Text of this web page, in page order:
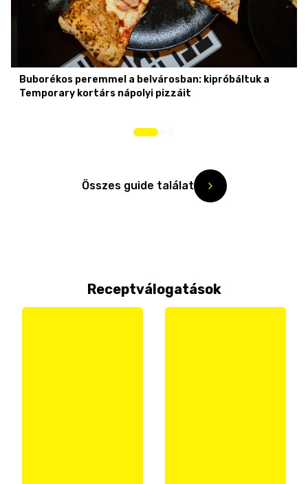
Buborékos peremmel a belvárosban: kipróbáltuk a
Temporary kortárs nápolyi pizzáit
Összes guide találat
Receptválogatások